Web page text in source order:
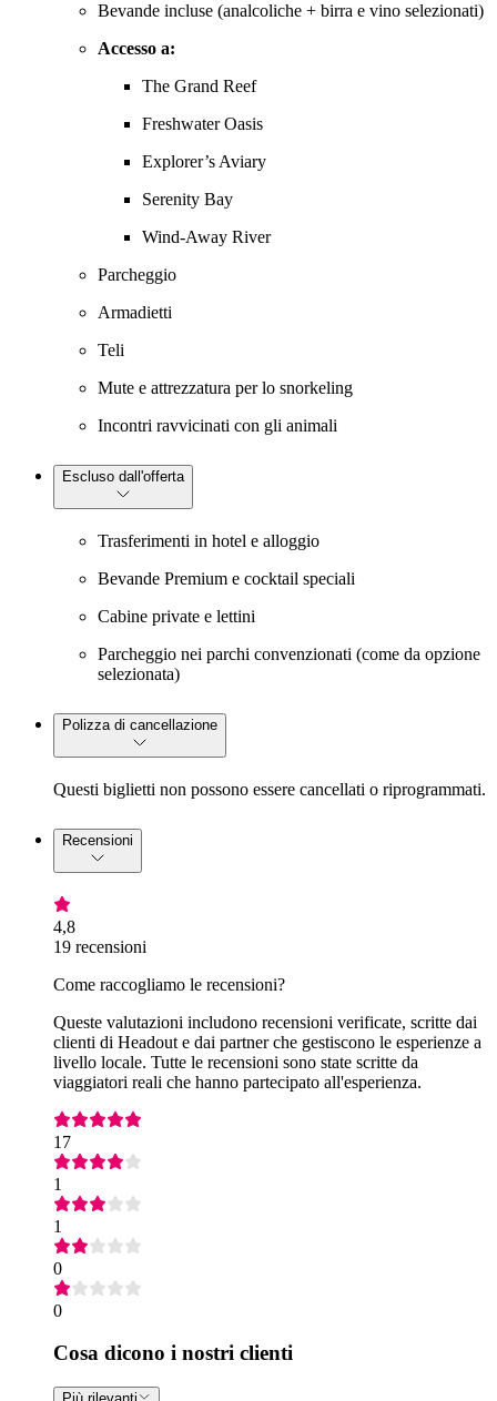
Bevande incluse (analcoliche + birra e vino selezionati)
Accesso a:
The Grand Reef
Freshwater Oasis
Explorer’s Aviary
Serenity Bay
Wind-Away River
Parcheggio
Armadietti
Teli
Mute e attrezzatura per lo snorkeling
Incontri ravvicinati con gli animali
Escluso dall'offerta
Trasferimenti in hotel e alloggio
Bevande Premium e cocktail speciali
Cabine private e lettini
Parcheggio nei parchi convenzionati (come da opzione
selezionata)
Polizza di cancellazione
Questi biglietti non possono essere cancellati o riprogrammati.
Recensioni
4,8
19 recensioni
Come raccogliamo le recensioni?
Queste valutazioni includono recensioni verificate, scritte dai
clienti di Headout e dai partner che gestiscono le esperienze a
livello locale. Tutte le recensioni sono state scritte da
viaggiatori reali che hanno partecipato all'esperienza.
17
1
1
0
0
Cosa dicono i nostri clienti